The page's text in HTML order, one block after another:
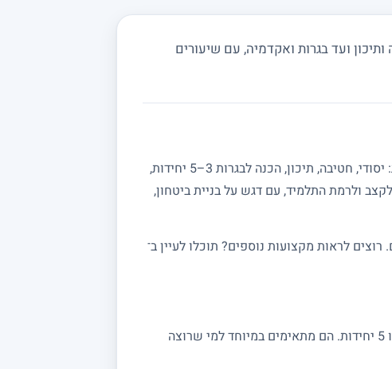
ועד בגרות ואקדמיה, עם שיעורים
מחפשים מורה פרטי למתמטיקה? באתר מורה מורה תמצאו מורים מנוסים המלמדים מתמטיקה לכל הרמות: יסודי, חטיבה, תיכון, הכנה לבגרות 3–5 יחידות,
ולרמת התלמיד, עם דגש על בניית ביטחון,
לראות מקצועות נוספים? תוכלו לעיין ב־
שיעורים פרטיים במתמטיקה מתאימים לתלמידי יסודי, חטיבה ותיכון, לסטודנטים ולמתכוננים לבגרות 3, 4 ו 5 יחידות. הם מתאימים במיוחד למי שרוצה